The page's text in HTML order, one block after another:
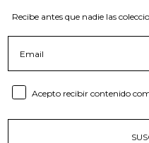
Recibe antes que nadie las
Consent email
Acepto recibir contenido